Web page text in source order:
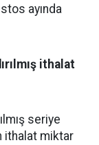
ayında
ithalat
seriye
ithalat miktar